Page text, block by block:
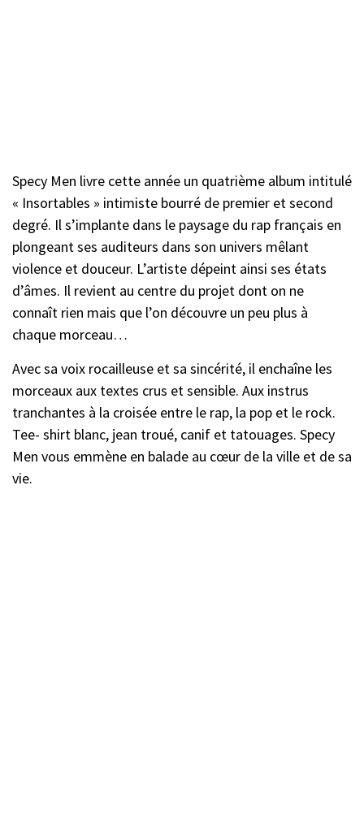
Specy Men livre cette année un quatrième album intitulé
« Insortables » intimiste bourré de premier et second
degré. Il s’implante dans le paysage du rap français en
plongeant ses auditeurs dans son univers mêlant
violence et douceur. L’artiste dépeint ainsi ses états
d’âmes. Il revient au centre du projet dont on ne
connaît rien mais que l’on découvre un peu plus à
chaque morceau…
Avec sa voix rocailleuse et sa sincérité, il enchaîne les
morceaux aux textes crus et sensible. Aux instrus
tranchantes à la croisée entre le rap, la pop et le rock.
Tee- shirt blanc, jean troué, canif et tatouages. Specy
Men vous emmène en balade au cœur de la ville et de sa
vie.